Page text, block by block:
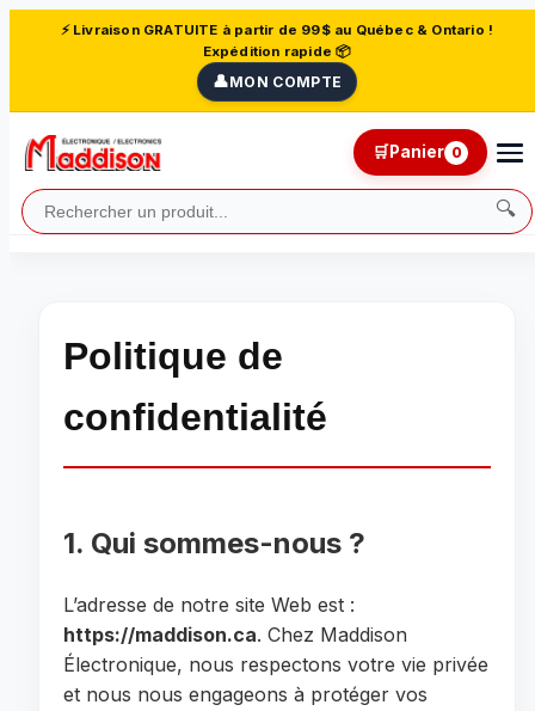
⚡ Livraison GRATUITE à partir de 99$ au Québec & Ontario !
Expédition rapide 📦
👤MON COMPTE
🔍
🛒Panier 0
Politique de
confidentialité
1. Qui sommes-nous ?
L’adresse de notre site Web est :
https://maddison.ca. Chez Maddison
Électronique, nous respectons votre vie privée
et nous nous engageons à protéger vos